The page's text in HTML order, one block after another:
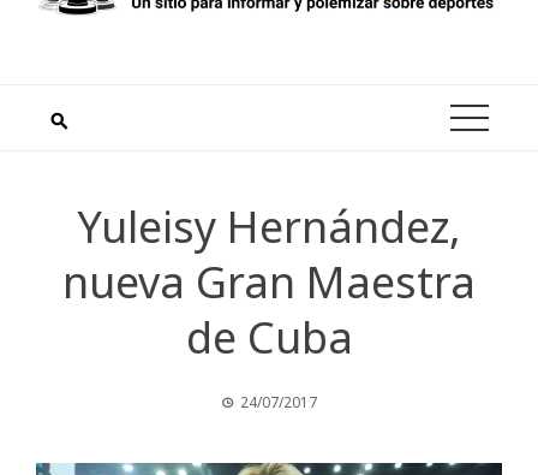
Yuleisy Hernández,
nueva Gran Maestra
de Cuba
24/07/2017